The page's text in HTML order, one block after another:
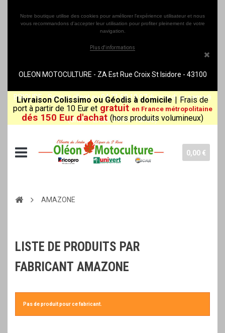
Notre boutique utilise des cookies pour améliorer l'expérience utilisateur et nous
vous recommandons d'accepter leur utilisation pour profiter pleinement de votre
navigation.
Plus d'informations
OLEON MOTOCULTURE - ZA Est Rue Croix St Isidore - 43100
BRIOUDE - Service client au 04 71 50 10 07 du mardi au samedi
(8h30-12h00/14h00-18h30)
Livraison Colissimo ou Géodis à domicile | Frais de
port à partir de 10 Eur et gratuit en France métropolitaine
dés 150 Eur d'achat (hors produits volumineux)
0,00 €
AMAZONE
LISTE DE PRODUITS PAR
FABRICANT AMAZONE
Pas de produit pour ce fabricant.